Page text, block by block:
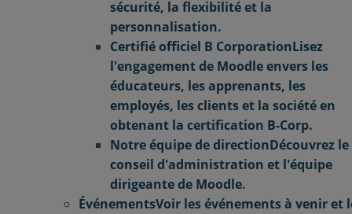
sécurité, la flexibilité et la
personnalisation.
Certifié officiel B CorporationLisez
l'engagement de Moodle envers les
éducateurs, les apprenants, les
employés, les clients et la société en
obtenant la certification B-Corp.
Notre équipe de directionDécouvrez le
conseil d'administration et l'équipe
dirigeante de Moodle.
ÉvénementsVoir les événements à venir et